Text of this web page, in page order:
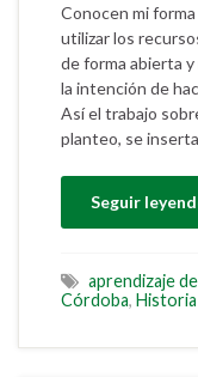
Conocen mi
utilizar los
de forma abierta y
la intención de
Así el trabajo
planteo, se
Seguir
aprendizaje
Córdoba, Historia